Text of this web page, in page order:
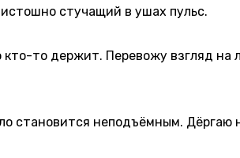
стучащий в ушах пульс.
то держит. Перевожу взгляд
неподъёмным. Дёргаю